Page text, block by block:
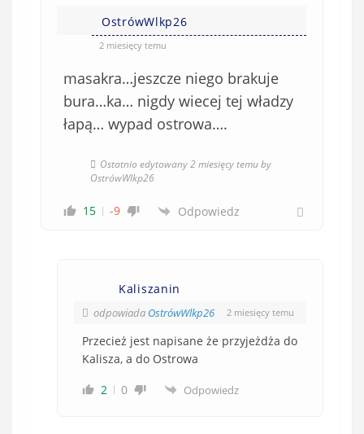
OstrówWlkp26
2 miesięcy temu
masakra…jeszcze niego brakuje
bura…ka… nigdy wiecej tej władzy
łapą… wypad ostrowa….
Ostatnio edytowany 2 miesięcy temu by
OstrówWlkp26
15 -9 Odpowiedz
Kaliszanin
odpowiada OstrówWlkp26 2 miesięcy temu
Przecież jest napisane że przyjeżdża do
Kalisza, a do Ostrowa
2
0 Odpowiedz